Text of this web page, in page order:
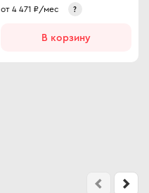
от 4 471 ₽/мес ?
В корзину